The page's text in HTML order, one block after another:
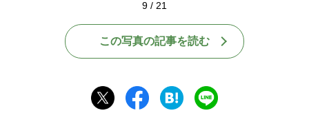
9 / 21
この写真の記事を読む